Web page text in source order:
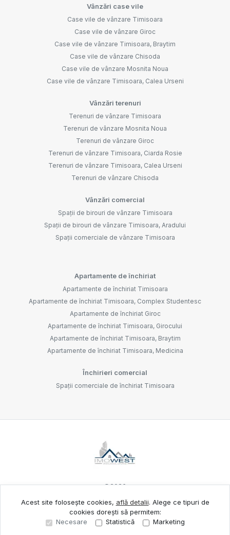
Vânzări case vile
Case vile de vânzare Timisoara
Case vile de vânzare Giroc
Case vile de vânzare Timisoara, Braytim
Case vile de vânzare Chisoda
Case vile de vânzare Mosnita Noua
Case vile de vânzare Timisoara, Calea Urseni
Vânzări terenuri
Terenuri de vânzare Timisoara
Terenuri de vânzare Mosnita Noua
Terenuri de vânzare Giroc
Terenuri de vânzare Timisoara, Ciarda Rosie
Terenuri de vânzare Timisoara, Calea Urseni
Terenuri de vânzare Chisoda
Vânzări comercial
Spații de birouri de vânzare Timisoara
Spații de birouri de vânzare Timisoara, Aradului
Spații comerciale de vânzare Timisoara
Apartamente de închiriat
Apartamente de închiriat Timisoara
Apartamente de închiriat Timisoara, Complex Studentesc
Apartamente de închiriat Giroc
Apartamente de închiriat Timisoara, Girocului
Apartamente de închiriat Timisoara, Braytim
Apartamente de închiriat Timisoara, Medicina
Închirieri comercial
Spații comerciale de închiriat Timisoara
©2026
Site creat în
Acest site folosește cookies, află detalii. Alege ce tipuri de
cookies dorești să permitem:
Necesare
Statistică Marketing